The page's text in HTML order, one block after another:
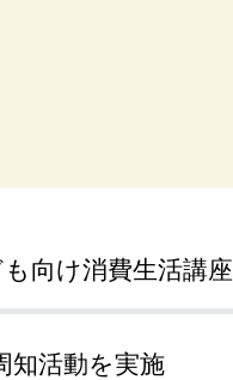
向け消費生活講座
知活動を実施